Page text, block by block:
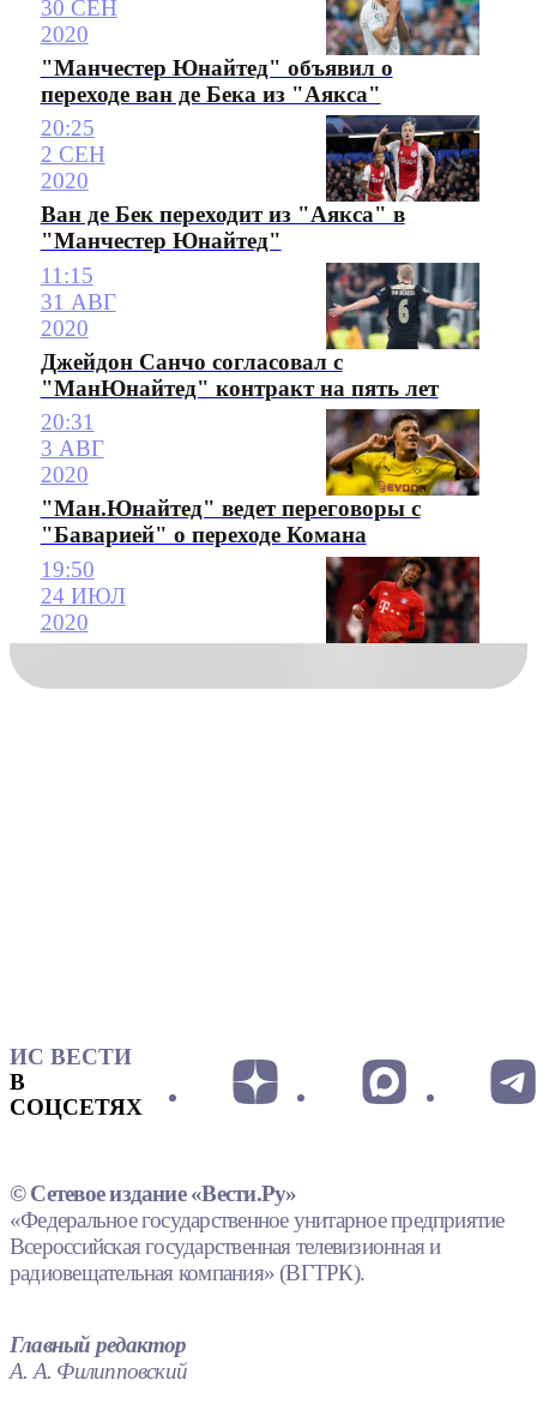
30 СЕН
2020
"Манчестер Юнайтед" объявил о
переходе ван де Бека из "Аякса"
20:25
2 СЕН
2020
Ван де Бек переходит из "Аякса" в
"Манчестер Юнайтед"
11:15
31 АВГ
2020
Джейдон Санчо согласовал с
"МанЮнайтед" контракт на пять лет
20:31
3 АВГ
2020
"Ман.Юнайтед" ведет переговоры с
"Баварией" о переходе Комана
19:50
24 ИЮЛ
2020
ИС ВЕСТИ
В
СОЦСЕТЯХ
© Сетевое издание «Вести.Ру»
«Федеральное государственное унитарное предприятие
Всероссийская государственная телевизионная и
радиовещательная компания» (ВГТРК).
Главный редактор
А. А. Филипповский